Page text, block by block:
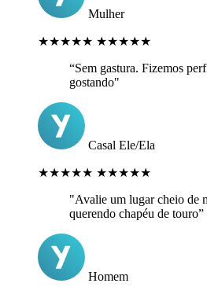
Mulher
★★★★★ ★★★★★
“Sem gastura. Fizemos
gostando"
Casal Ele/Ela
★★★★★ ★★★★★
"Avalie um lugar cheio de
querendo chapéu de touro”
Homem